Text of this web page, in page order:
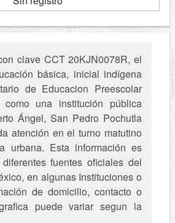
clave CCT 20KJN0078R, el
básica, inicial indígena
de Educacion Preescolar
como una institución pública
Ángel, San Pedro Pochutla
atención en el turno matutino
urbana. Esta información es
fuentes oficiales del
en algunas Instituciones o
de domicilio, contacto o
puede variar segun la